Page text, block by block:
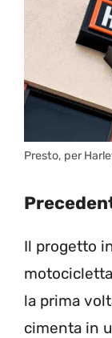
Presto, per
Il progetto
motocicletta
la prima
cimenta in